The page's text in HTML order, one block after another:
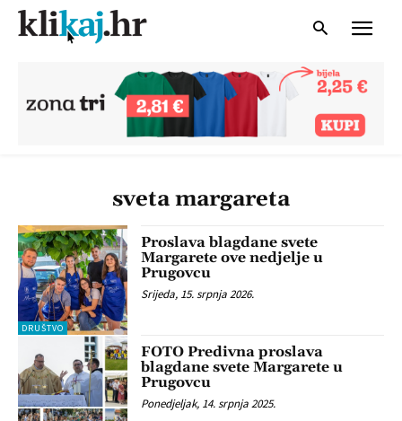
sveta margareta
DRUŠTVO
Proslava blagdane svete
Margarete ove nedjelje u
Prugovcu
Srijeda, 15. srpnja 2026.
FOTO Predivna proslava
blagdane svete Margarete u
Prugovcu
Ponedjeljak, 14. srpnja 2025.